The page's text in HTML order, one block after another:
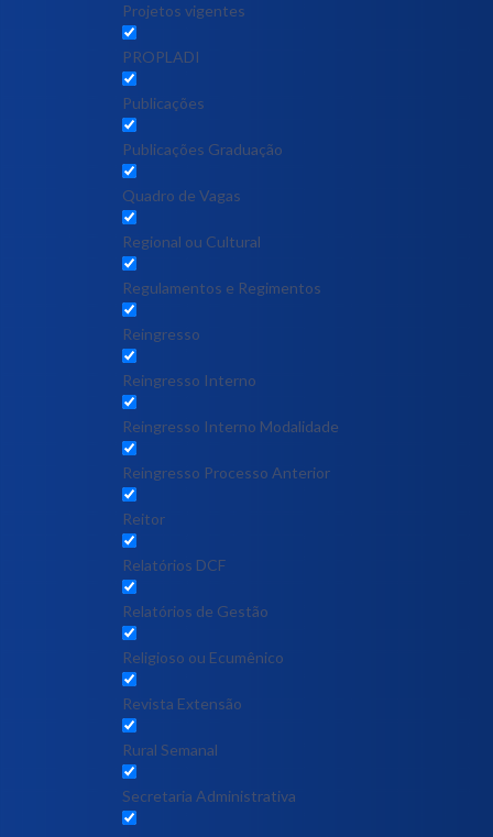
Projetos vigentes
PROPLADI
Publicações
Publicações Graduação
Quadro de Vagas
Regional ou Cultural
Regulamentos e Regimentos
Reingresso
Reingresso Interno
Reingresso Interno Modalidade
Reingresso Processo Anterior
Reitor
Relatórios DCF
Relatórios de Gestão
Religioso ou Ecumênico
Revista Extensão
Rural Semanal
Secretaria Administrativa